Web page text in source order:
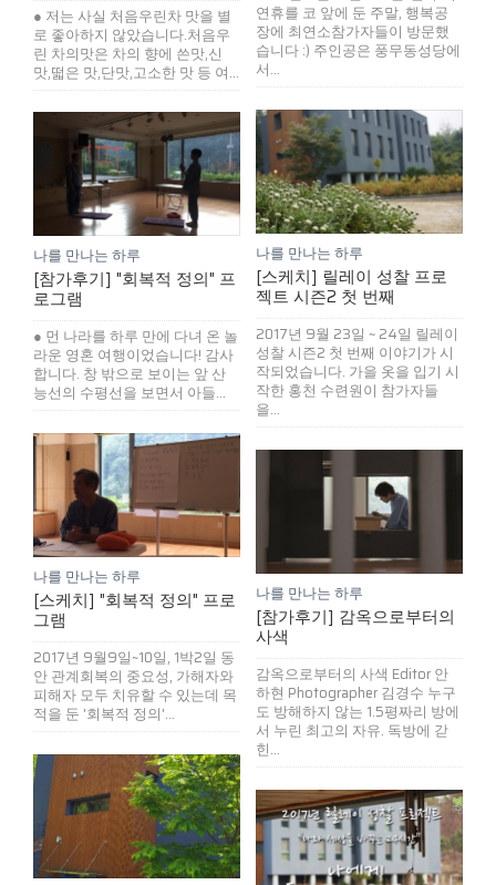
연휴를 코 앞에 둔 주말, 행복공
장에 최연소참가자들이 방문했
습니다 :) 주인공은 풍무동성당에
서...
● 저는 사실 처음우린차 맛을 별
로 좋아하지 않았습니다.처음우
린 차의맛은 차의 향에 쓴맛,신
맛,떫은 맛,단맛,고소한 맛 등 여...
나를 만나는 하루
[스케치] 릴레이 성찰 프로
젝트 시즌2 첫 번째
2017년 9월 23일 ~ 24일 릴레이
성찰 시즌2 첫 번째 이야기가 시
작되었습니다. 가을 옷을 입기 시
작한 홍천 수련원이 참가자들
을...
나를 만나는 하루
[참가후기] "회복적 정의" 프
로그램
● 먼 나라를 하루 만에 다녀 온 놀
라운 영혼 여행이었습니다! 감사
합니다. 창 밖으로 보이는 앞 산
능선의 수평선을 보면서 아들...
나를 만나는 하루
[스케치] "회복적 정의" 프로
그램
2017년 9월9일~10일, 1박2일 동
안 관계회복의 중요성, 가해자와
피해자 모두 치유할 수 있는데 목
적을 둔 '회복적 정의'...
나를 만나는 하루
[참가후기] 감옥으로부터의
사색
감옥으로부터의 사색 Editor 안
하현 Photographer 김경수 누구
도 방해하지 않는 1.5평짜리 방에
서 누린 최고의 자유. 독방에 갇
힌...